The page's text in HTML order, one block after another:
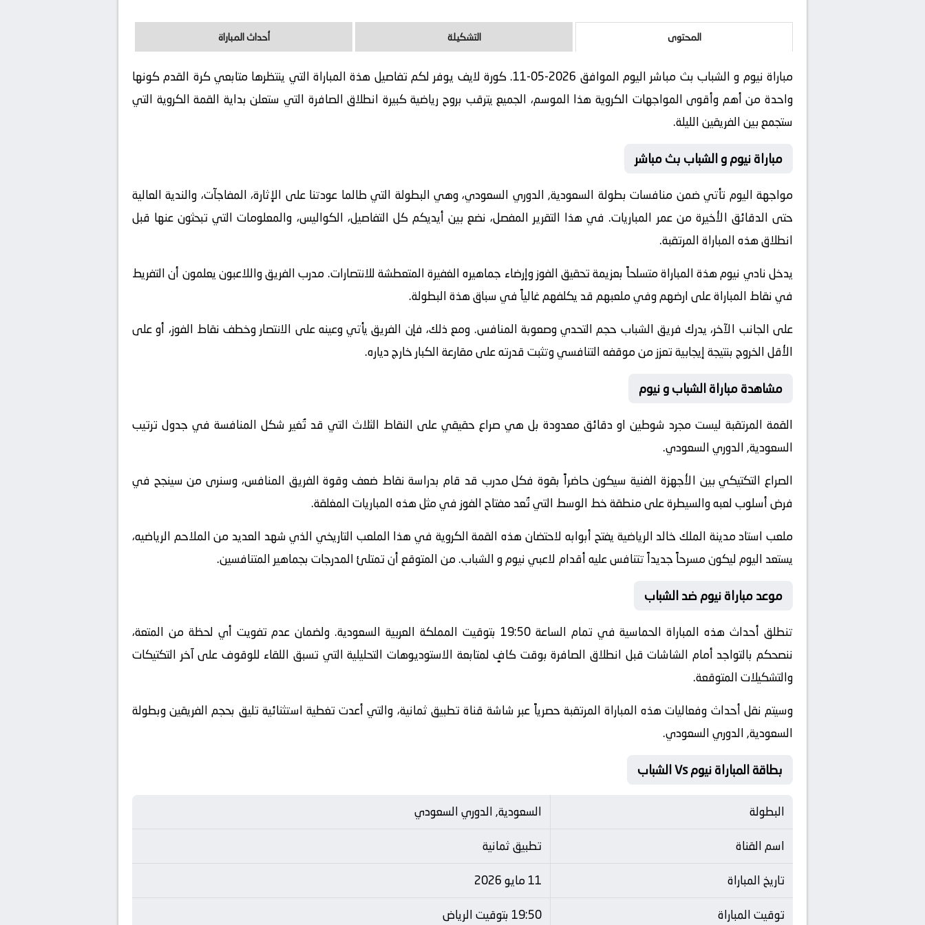
المحتوى التشكيلة أحداث المباراة
مباراة نيوم و الشباب بث مباشر اليوم الموافق 2026-05-11. كورة لايف يوفر لكم تفاصيل هذة المباراة التي ينتظرها متابعي كرة القدم كونها
واحدة من أهم وأقوى المواجهات الكروية هذا الموسم، الجميع يترقب بروح رياضية كبيرة انطلاق الصافرة التي ستعلن بداية القمة الكروية التي
ستجمع بين الفريقين الليلة.
مباراة نيوم و الشباب بث مباشر
مواجهة اليوم تأتي ضمن منافسات بطولة السعودية, الدوري السعودي، وهي البطولة التي طالما عودتنا على الإثارة، المفاجآت، والندية العالية
حتى الدقائق الأخيرة من عمر المباريات. في هذا التقرير المفصل، نضع بين أيديكم كل التفاصيل، الكواليس، والمعلومات التي تبحثون عنها قبل
انطلاق هذه المباراة المرتقبة.
يدخل نادي نيوم هذة المباراة متسلحاً بعزيمة تحقيق الفوز وإرضاء جماهيره الغفيرة المتعطشة للانتصارات. مدرب الفريق واللاعبون يعلمون أن التفريط
في نقاط المباراة على ارضهم وفي ملعبهم قد يكلفهم غالياً في سباق هذة البطولة.
على الجانب الآخر، يدرك فريق الشباب حجم التحدي وصعوبة المنافس. ومع ذلك، فإن الفريق يأتي وعينه على الانتصار وخطف نقاط الفوز، أو على
الأقل الخروج بنتيجة إيجابية تعزز من موقفه التنافسي وتثبت قدرته على مقارعة الكبار خارج دياره.
مشاهدة مباراة الشباب و نيوم
القمة المرتقبة ليست مجرد شوطين او دقائق معدودة بل هي صراع حقيقي على النقاط الثلاث التي قد تُغير شكل المنافسة في جدول ترتيب
السعودية, الدوري السعودي.
الصراع التكتيكي بين الأجهزة الفنية سيكون حاضراً بقوة فكل مدرب قد قام بدراسة نقاط ضعف وقوة الفريق المنافس، وسنرى من سينجح في
فرض أسلوب لعبه والسيطرة على منطقة خط الوسط التي تُعد مفتاح الفوز في مثل هذه المباريات المغلقة.
ملعب استاد مدينة الملك خالد الرياضية يفتح أبوابه لاحتضان هذه القمة الكروية في هذا الملعب التاريخي الذي شهد العديد من الملاحم الرياضيه،
يستعد اليوم ليكون مسرحاً جديداً تتنافس عليه أقدام لاعبي نيوم و الشباب. من المتوقع أن تمتلئ المدرجات بجماهير المتنافسين.
موعد مباراة نيوم ضد الشباب
تنطلق أحداث هذه المباراة الحماسية في تمام الساعة 19:50 بتوقيت المملكة العربية السعودية. ولضمان عدم تفويت أي لحظة من المتعة،
ننصحكم بالتواجد أمام الشاشات قبل انطلاق الصافرة بوقت كافٍ لمتابعة الاستوديوهات التحليلية التي تسبق اللقاء للوقوف على آخر التكتيكات
والتشكيلات المتوقعة.
​وسيتم نقل أحداث وفعاليات هذه المباراة المرتقبة حصرياً عبر شاشة قناة تطبيق ثمانية، والتي أعدت تغطية استثنائية تليق بحجم الفريقين وبطولة
السعودية, الدوري السعودي.
بطاقة المباراة نيوم Vs الشباب
البطولة
السعودية, الدوري السعودي
اسم القناة
تطبيق ثمانية
تاريخ المباراة
11 مايو 2026
توقيت المباراة
19:50 بتوقيت الرياض